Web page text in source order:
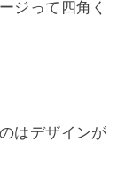
ジって四角く
はデザインが